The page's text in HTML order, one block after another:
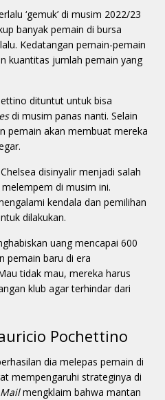
‘gemuk’ di musim 2022/23
banyak pemain di bursa
Kedatangan pemain-pemain
kuantitas jumlah pemain yang
dituntut untuk bisa
di musim panas nanti. Selain
pemain akan membuat mereka
disinyalir menjadi salah
di musim ini.
kendala dan pemilihan
dilakukan.
uang mencapai 600
pemain baru di era
tidak mau, mereka harus
klub agar terhindar dari
Pochettino
dia melepas pemain di
mempengaruhi strateginya di
mengklaim bahwa mantan